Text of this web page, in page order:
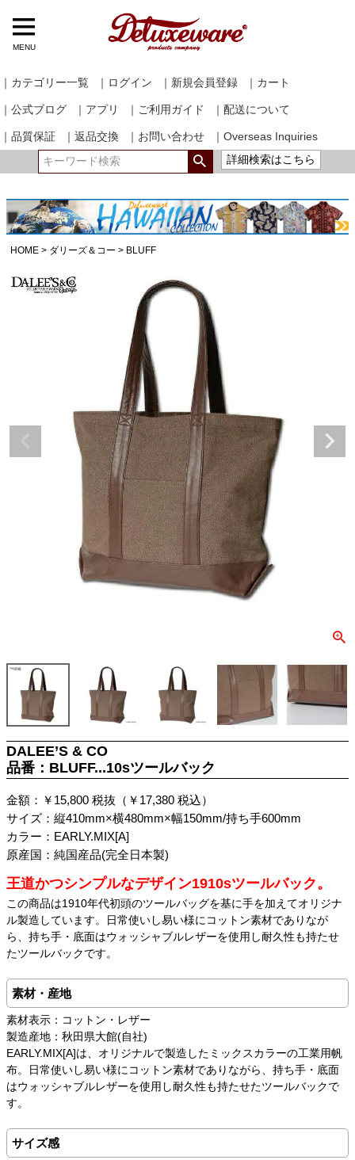
MENU
｜カテゴリー一覧 ｜ログイン ｜新規会員登録 ｜カート
｜公式ブログ ｜アプリ ｜ご利用ガイド ｜配送について
｜品質保証 ｜返品交換 ｜お問い合わせ
｜Overseas Inquiries
詳細検索はこちら
HOME ダリーズ＆コー BLUFF
DALEE’S & CO
品番：BLUFF...10sツールバック
金額：￥15,800 税抜（￥17,380 税込）
サイズ：縦410mm×横480mm×幅150mm/持ち手600mm
カラー：EARLY.MIX[A]
原産国：純国産品(完全日本製)
王道かつシンプルなデザイン1910sツールバック。
この商品は1910年代初頭のツールバッグを基に手を加えてオリジナ
ル製造しています。日常使いし易い様にコットン素材でありなが
ら、持ち手・底面はウォッシャブルレザーを使用し耐久性も持たせ
たツールバックです。
素材・産地
素材表示：コットン・レザー
製造産地：秋田県大館(自社)
EARLY.MIX[A]は、オリジナルで製造したミックスカラーの工業用帆
布。日常使いし易い様にコットン素材でありながら、持ち手・底面
はウォッシャブルレザーを使用し耐久性も持たせたツールバックで
す。
サイズ感